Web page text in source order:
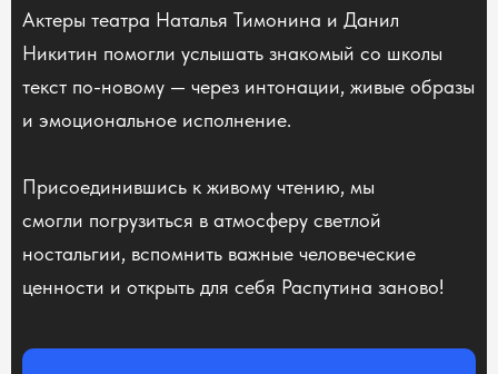
Актеры театра Наталья Тимонина и Данил
Никитин помогли услышать знакомый со школы
текст по-новому — через интонации, живые образы
и эмоциональное исполнение.
Присоединившись к живому чтению, мы
смогли погрузиться в атмосферу светлой
ностальгии, вспомнить важные человеческие
ценности и открыть для себя Распутина заново!